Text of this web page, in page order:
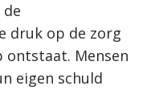
druk op de zorg
ontstaat. Mensen
eigen schuld